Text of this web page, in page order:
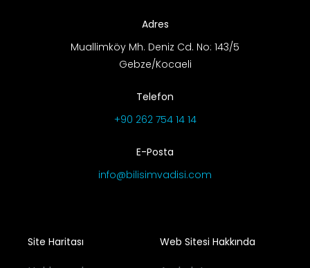
Adres
Muallimköy Mh. Deniz Cd. No: 143/5
Gebze/Kocaeli
Telefon
+90 262 754 14 14
E-Posta
info@bilisimvadisi.com
Site Haritası Web Sitesi Hakkında